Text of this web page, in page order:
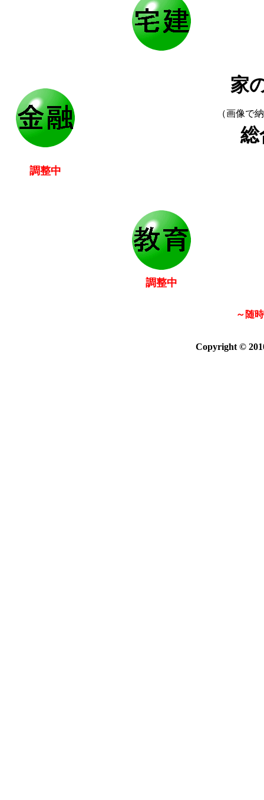
家
（画像で
総
調整中
調整中
～随
Copyright ©